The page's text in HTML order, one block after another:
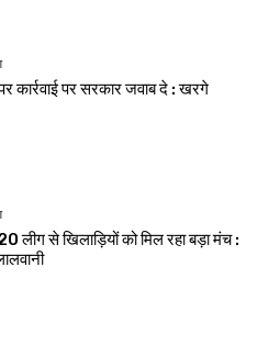
मांगें नहीं मानी गईं तो